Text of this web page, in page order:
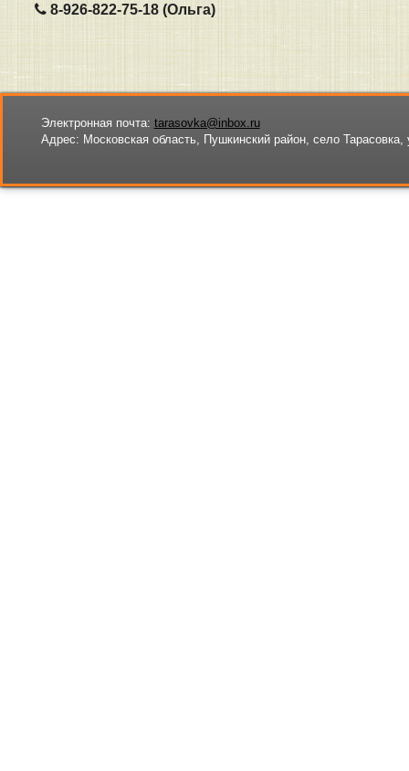
8-926-822-75-18 (Ольга)
Электронная почта: tarasovka@inbox.ru
Адрес: Московская область, Пушкинский район, село